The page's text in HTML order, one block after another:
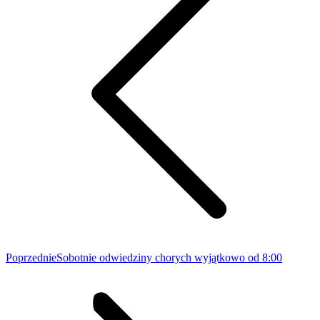
PoprzedniePoprzedni
Sobotnie odwiedziny chorych wyjątkowo od 8:00